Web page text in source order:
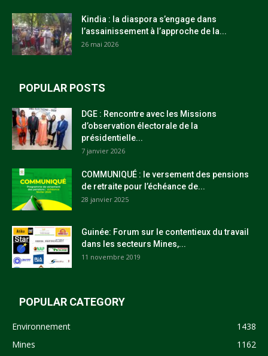
Kindia : la diaspora s’engage dans
l’assainissement à l’approche de la...
26 mai 2026
POPULAR POSTS
DGE : Rencontre avec les Missions
d’observation électorale de la
présidentielle...
7 janvier 2026
COMMUNIQUÉ : le versement des pensions
de retraite pour l’échéance de...
28 janvier 2025
Guinée: Forum sur le contentieux du travail
dans les secteurs Mines,...
11 novembre 2019
POPULAR CATEGORY
Environnement
1438
Mines
1162